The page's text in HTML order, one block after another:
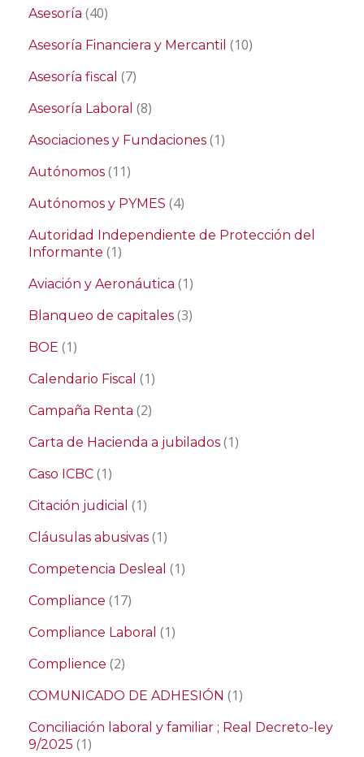
Asesoría (40)
Asesoría Financiera y Mercantil (10)
Asesoría fiscal (7)
Asesoría Laboral (8)
Asociaciones y Fundaciones (1)
Autónomos (11)
Autónomos y PYMES (4)
Autoridad Independiente de Protección del
Informante (1)
Aviación y Aeronáutica (1)
Blanqueo de capitales (3)
BOE (1)
Calendario Fiscal (1)
Campaña Renta (2)
Carta de Hacienda a jubilados (1)
Caso ICBC (1)
Citación judicial (1)
Cláusulas abusivas (1)
Competencia Desleal (1)
Compliance (17)
Compliance Laboral (1)
Complience (2)
COMUNICADO DE ADHESIÓN (1)
Conciliación laboral y familiar ; Real Decreto-ley
9/2025 (1)